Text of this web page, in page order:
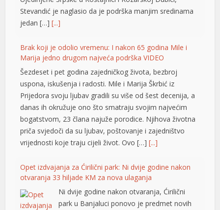
Stevandić je naglasio da je podrška manjim sredinama
jedan […][...]
Brak koji je odolio vremenu: I nakon 65 godina Mile i
Marija jedno drugom najveća podrška VIDEO
Šezdeset i pet godina zajedničkog života, bezbroj
uspona, iskušenja i radosti. Mile i Marija Škrbić iz
Prijedora svoju ljubav gradili su više od šest decenija, a
danas ih okružuje ono što smatraju svojim najvećim
bogatstvom, 23 člana najuže porodice. Njihova životna
priča svjedoči da su ljubav, poštovanje i zajedništvo
vrijednosti koje traju cijeli život. Ovo […][...]
Opet izdvajanja za Ćirilični park: Ni dvije godine nakon
otvaranja 33 hiljade KM za nova ulaganja
Ni dvije godine nakon otvaranja, Ćirilični
park u Banjaluci ponovo je predmet novih